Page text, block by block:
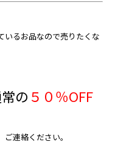
いるお品なので売りたくな
の ５０％OFF
連絡ください。